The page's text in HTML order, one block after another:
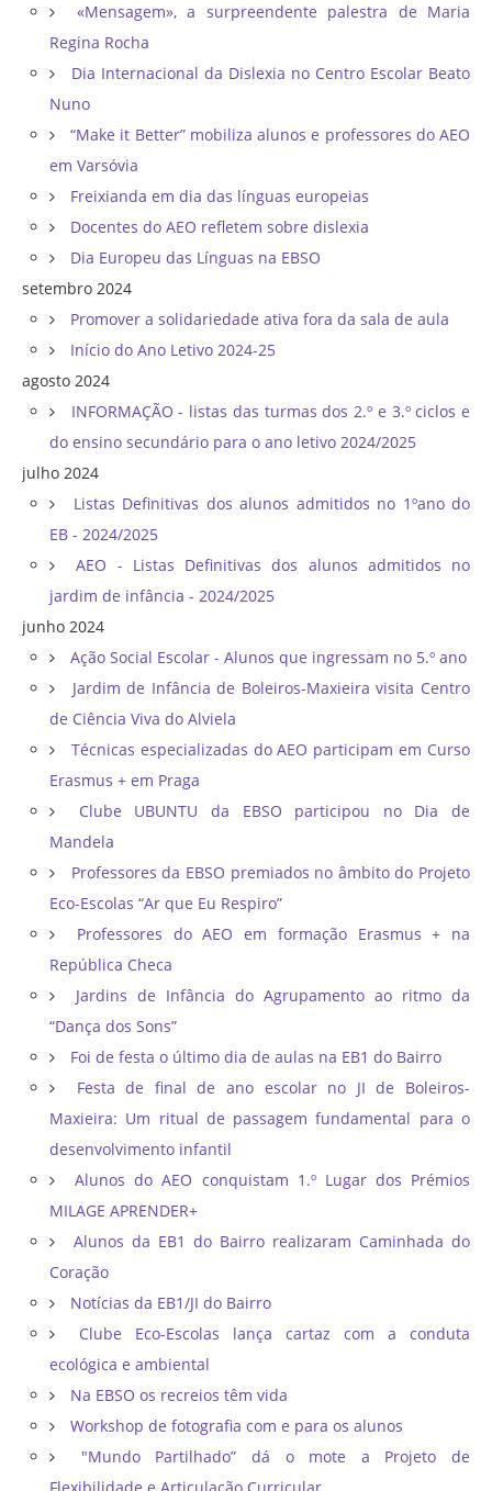
«Mensagem», a surpreendente palestra de Maria
Regina Rocha
Dia Internacional da Dislexia no Centro Escolar Beato
Nuno
“Make it Better” mobiliza alunos e professores do AEO
em Varsóvia
Freixianda em dia das línguas europeias
Docentes do AEO refletem sobre dislexia
Dia Europeu das Línguas na EBSO
setembro 2024
Promover a solidariedade ativa fora da sala de aula
Início do Ano Letivo 2024-25
agosto 2024
INFORMAÇÃO - listas das turmas dos 2.º e 3.º ciclos e
do ensino secundário para o ano letivo 2024/2025
julho 2024
Listas Definitivas dos alunos admitidos no 1ºano do
EB - 2024/2025
AEO - Listas Definitivas dos alunos admitidos no
jardim de infância - 2024/2025
junho 2024
Ação Social Escolar - Alunos que ingressam no 5.º ano
Jardim de Infância de Boleiros-Maxieira visita Centro
de Ciência Viva do Alviela
Técnicas especializadas do AEO participam em Curso
Erasmus + em Praga
Clube UBUNTU da EBSO participou no Dia de
Mandela
Professores da EBSO premiados no âmbito do Projeto
Eco-Escolas “Ar que Eu Respiro”
Professores do AEO em formação Erasmus + na
República Checa
Jardins de Infância do Agrupamento ao ritmo da
“Dança dos Sons”
Foi de festa o último dia de aulas na EB1 do Bairro
Festa de final de ano escolar no JI de Boleiros-
Maxieira: Um ritual de passagem fundamental para o
desenvolvimento infantil
Alunos do AEO conquistam 1.º Lugar dos Prémios
MILAGE APRENDER+
Alunos da EB1 do Bairro realizaram Caminhada do
Coração
Notícias da EB1/JI do Bairro
Clube Eco-Escolas lança cartaz com a conduta
ecológica e ambiental
Na EBSO os recreios têm vida
Workshop de fotografia com e para os alunos
"Mundo Partilhado” dá o mote a Projeto de